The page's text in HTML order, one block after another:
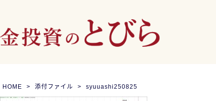
HOME 添付ファイル syuuashi250825